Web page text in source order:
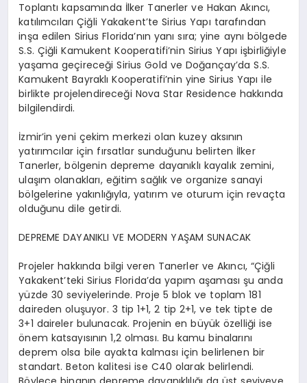
Toplantı kapsamında İlker Tanerler ve Hakan Akıncı,
katılımcıları Çiğli Yakakent’te Sirius Yapı tarafından
inşa edilen Sirius Florida’nın yanı sıra; yine aynı bölgede
S.S. Çiğli Kamukent Kooperatifi’nin Sirius Yapı işbirliğiyle
yaşama geçireceği Sirius Gold ve Doğançay’da S.S.
Kamukent Bayraklı Kooperatifi’nin yine Sirius Yapı ile
birlikte projelendireceği Nova Star Residence hakkında
bilgilendirdi.
İzmir’in yeni çekim merkezi olan kuzey aksının
yatırımcılar için fırsatlar sunduğunu belirten İlker
Tanerler, bölgenin depreme dayanıklı kayalık zemini,
ulaşım olanakları, eğitim sağlık ve organize sanayi
bölgelerine yakınlığıyla, yatırım ve oturum için revaçta
olduğunu dile getirdi.
DEPREME DAYANIKLI VE MODERN YAŞAM SUNACAK
Projeler hakkında bilgi veren Tanerler ve Akıncı, “Çiğli
Yakakent’teki Sirius Florida’da yapım aşaması şu anda
yüzde 30 seviyelerinde. Proje 5 blok ve toplam 181
daireden oluşuyor. 3 tip 1+1, 2 tip 2+1, ve tek tipte de
3+1 daireler bulunacak. Projenin en büyük özelliği ise
önem katsayısının 1,2 olması. Bu kamu binalarını
deprem olsa bile ayakta kalması için belirlenen bir
standart. Beton kalitesi ise C40 olarak belirlendi.